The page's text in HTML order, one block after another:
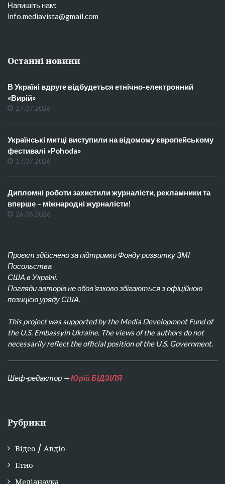
Напишіть нам:
info.mediavista@gmail.com
Останні новини
В Україні вдруге відбудеться етнічно-електронний
«Вирій»
27.07.2026
Українські митці виступили на відомому європейському
фестивалі «Pohoda»
17.07.2026
Дипломні роботи захистили журналісти, рекламники та
вперше – міжнародні журналісти!
26.06.2026
Проєкт здійснено за підтримки Фонду розвитку ЗМІ
Посольства
США в Україні.
Погляди авторів не обов’язково збігаються з офіційною
позицією уряду США.
This project was supported by the Media Development Fund of
the U.S. Embassyin Ukraine. The views of the authors do not
necessarily reflect the official position of the U.S. Government.
Шеф-редактор —Юрій БІДЗІЛЯ
Рубрики
Відео / Авдіо
Етно
Медіанаука